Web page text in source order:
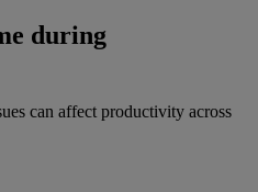
during
can affect productivity across